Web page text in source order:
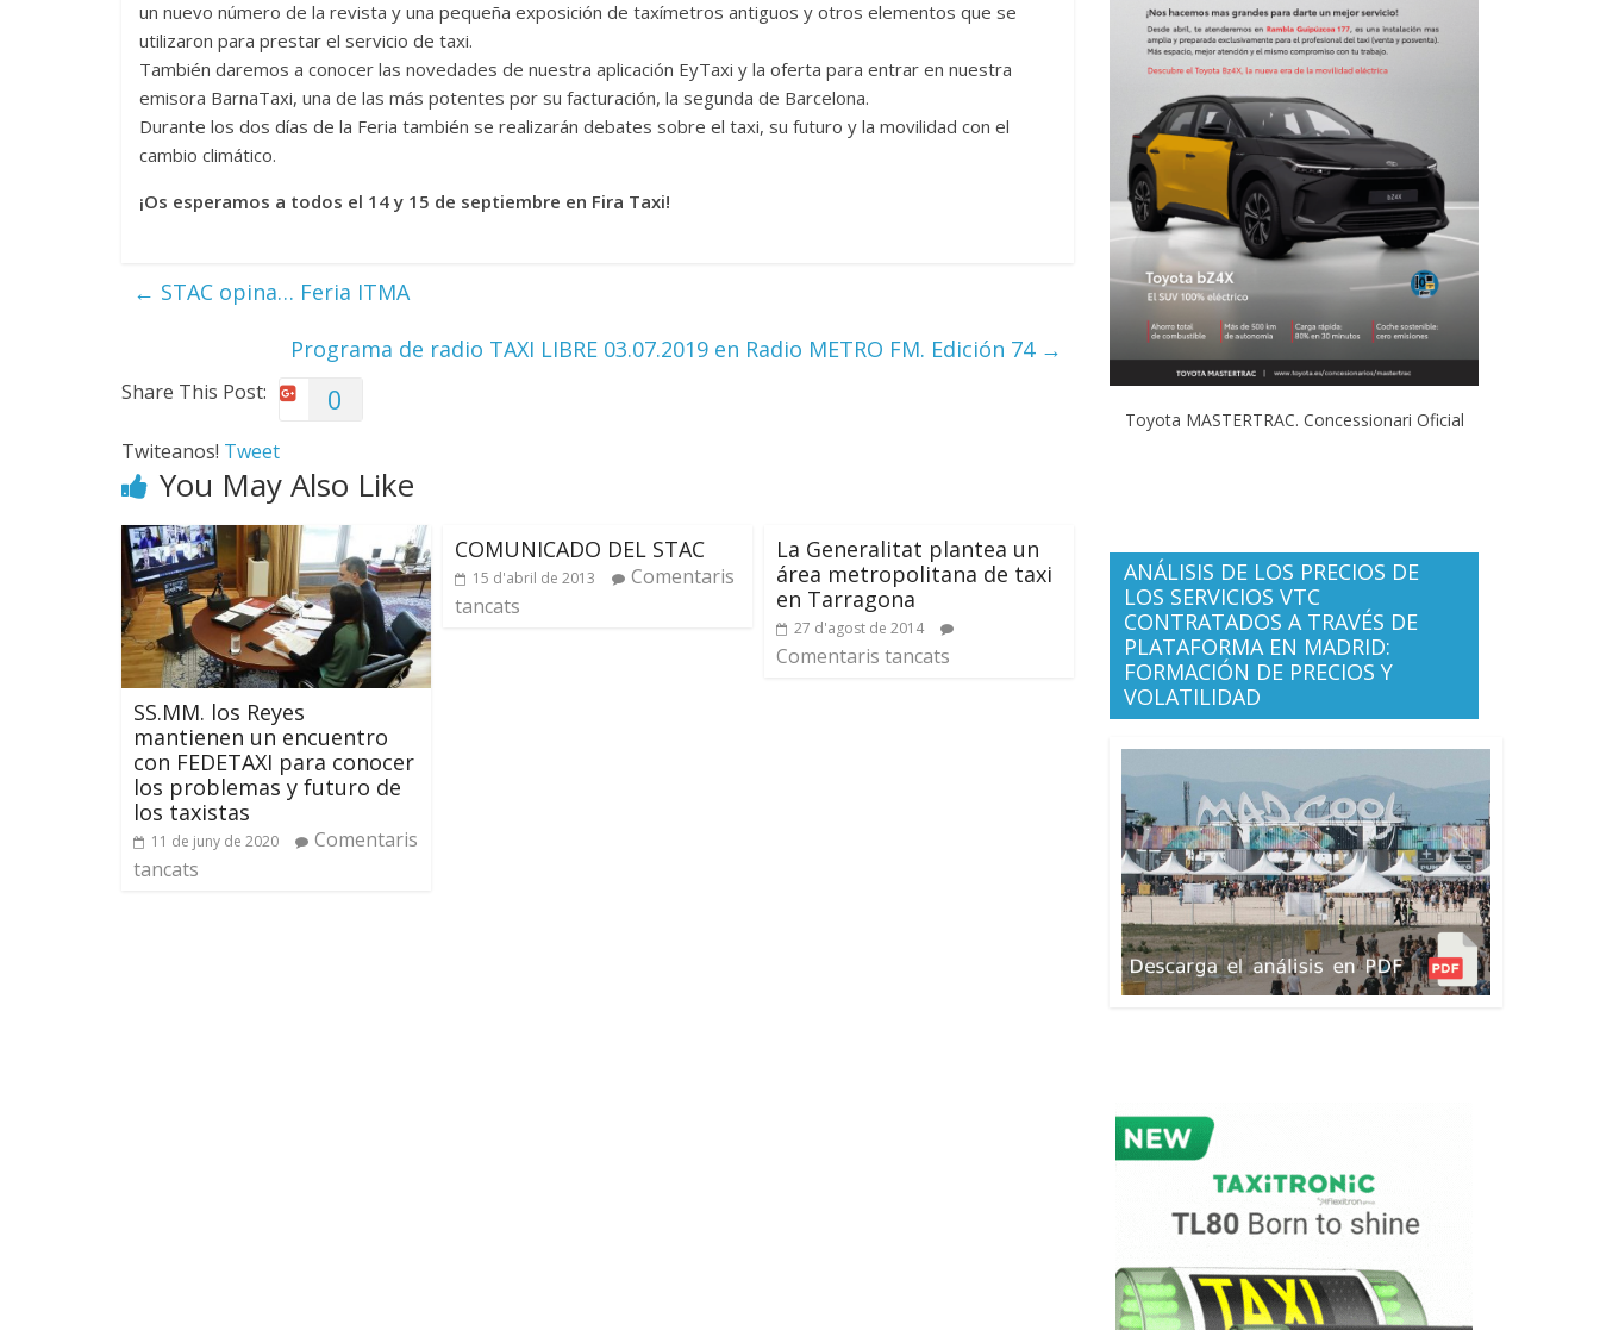
un nuevo número de la revista y una pequeña exposición de taxímetros antiguos y otros elementos que se
utilizaron para prestar el servicio de taxi.
También daremos a conocer las novedades de nuestra aplicación EyTaxi y la oferta para entrar en nuestra
emisora BarnaTaxi, una de las más potentes por su facturación, la segunda de Barcelona.
Durante los dos días de la Feria también se realizarán debates sobre el taxi, su futuro y la movilidad con el
cambio climático.
¡Os esperamos a todos el 14 y 15 de septiembre en Fira Taxi!
← STAC opina… Feria ITMA
Programa de radio TAXI LIBRE 03.07.2019 en Radio METRO FM. Edición 74 →
Share This Post: 0
Twiteanos! Tweet
You May Also Like
SS.MM. los Reyes
mantienen un encuentro
con FEDETAXI para conocer
los problemas y futuro de
los taxistas
11 de juny de 2020
Comentaris
tancats
COMUNICADO DEL STAC
15 d'abril de 2013
Comentaris
tancats
La Generalitat plantea un
área metropolitana de taxi
en Tarragona
27 d'agost de 2014
Comentaris tancats
Toyota MASTERTRAC. Concessionari Oficial
ANÁLISIS DE LOS PRECIOS DE
LOS SERVICIOS VTC
CONTRATADOS A TRAVÉS DE
PLATAFORMA EN MADRID:
FORMACIÓN DE PRECIOS Y
VOLATILIDAD